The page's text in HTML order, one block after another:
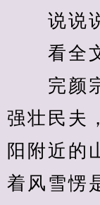
说说
看全
完颜宗
强壮民夫
阳附近的
着风雪愣